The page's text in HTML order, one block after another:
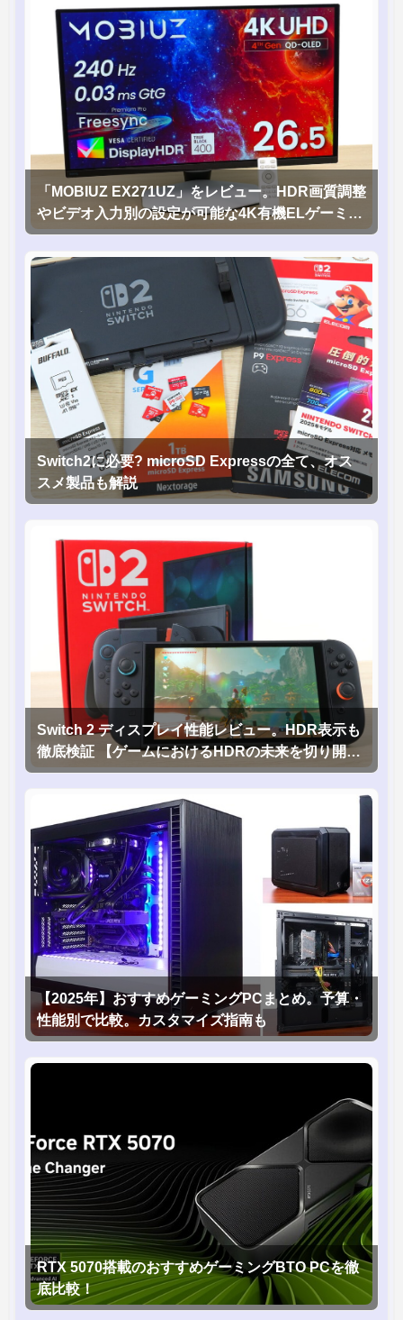
「MOBIUZ EX271UZ」をレビュー。HDR画質調整
やビデオ入力別の設定が可能な4K有機ELゲーミン
グモニタを徹底検証
Switch2に必要? microSD Expressの全て、オス
スメ製品も解説
Switch 2 ディスプレイ性能レビュー。HDR表示も
徹底検証 【ゲームにおけるHDRの未来を切り開く
1台！】
【2025年】おすすめゲーミングPCまとめ。予算・
性能別で比較。カスタマイズ指南も
RTX 5070搭載のおすすめゲーミングBTO PCを徹
底比較！